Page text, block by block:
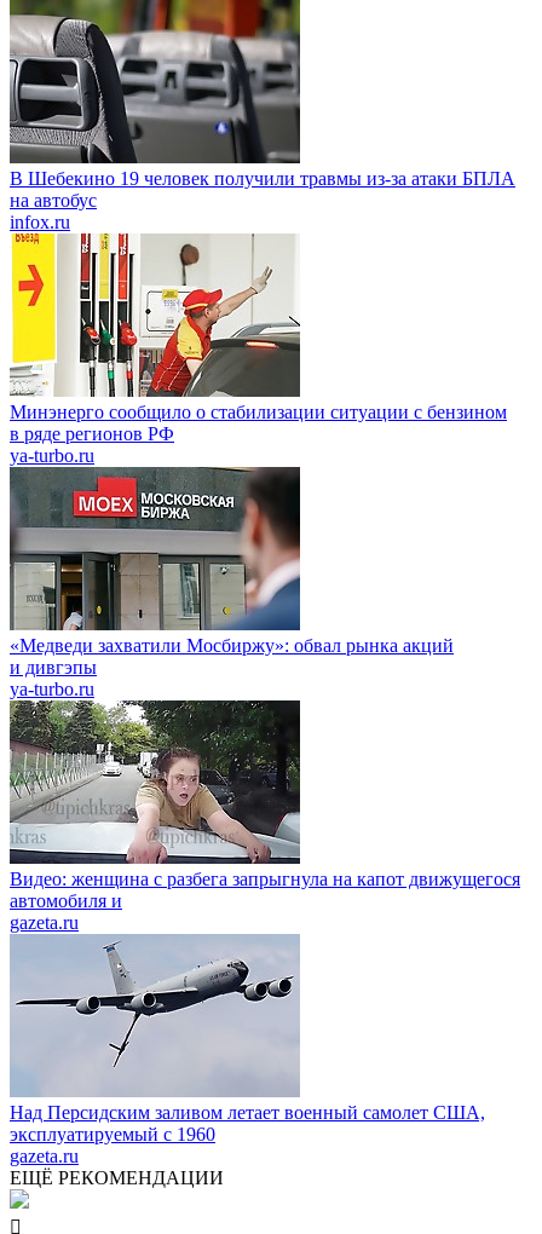
В Шебекино 19 человек получили травмы из-за атаки БПЛА
на автобус
infox.ru
Минэнерго сообщило о стабилизации ситуации с бензином
в ряде регионов РФ
ya-turbo.ru
«Медведи захватили Мосбиржу»: обвал рынка акций
и дивгэпы
ya-turbo.ru
Видео: женщина с разбега запрыгнула на капот движущегося
автомобиля и
gazeta.ru
Над Персидским заливом летает военный самолет США,
эксплуатируемый с 1960
gazeta.ru
ЕЩЁ РЕКОМЕНДАЦИИ
